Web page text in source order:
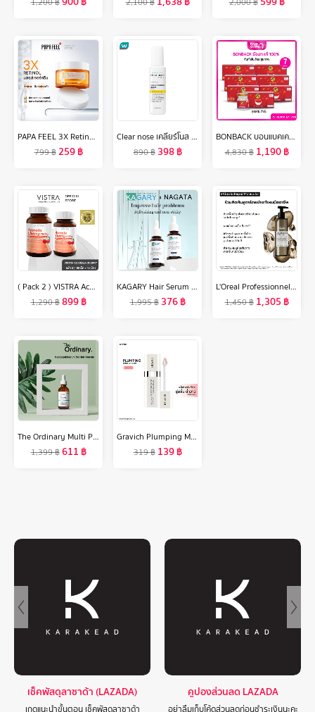
PAPA FEEL 3X Retinol Anti-aging Moisturizerมอยเจอร์ไรเซอร์ต่ออายุเรตินอลที่อ่อนโยน 30g（ครีมลดเลือนริ้วรอย）
799฿259฿
Clear nose เคลียร์โนส แอคเน่ แคร์ โซลูชั่น เซรั่ม 100 มล.
890฿ 398฿
BONBACK บอนแบคเครื่องดื่มรังนกแท้ 100% จากถ้ำธรรมชาติ สูตรต้นตำรับ 75มล. เซต 7 กล่อง 21 ขวด
4,830฿ 1,190฿
( Pack 2 ) VISTRA Acerola Cherry 1000 mg. (100 เม็ด + 45 เม็ด ) - วิสทร้า อะเซโรล่า เชอร์รี่ 1000 มก. ( แพค 2 ขวด = 145 เม็ด )
1,290฿899฿
KAGARY Hair Serum Multi-Peptide Serum For Hair Density 30ml เซรั่ม ลดผมร่วง เพิ่มผมใหม่ บำรุงผม เซรั่มบำรุงผม
1,995฿ 376฿
L'Oreal Professionnel ABSOLUT REPAIR MOLECULAR RINSE-OFF SERUM 250ML ทรีตเมนต์เซรั่มแบบล้างออก คืนความแข็งแรงสู่เส้นผมได้ทันที (ทรีตเมนต์เซรั่มแบบล้างออก, คืนความแข็งแรงสู่เส้นผม, L'Oreal Pro,L'Oreal Professional,LOreal Pro,LOreal Professional)
1,450฿ 1,305 ฿
The Ordinary Multi Peptide Serum Hair Density 60ml
1,399฿611 ฿
Gravich Plumping Moist Lip Serum 10 g
319฿ 139฿
เช็คพัสดุลาซาด้า (LAZADA) คูปองส่วนลด LAZADA